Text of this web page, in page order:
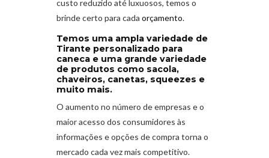
custo reduzido até luxuosos, temos o
brinde certo para cada orçamento.
Temos uma ampla variedade de
Tirante personalizado para
caneca e uma grande variedade
de produtos como sacola,
chaveiros, canetas, squeezes e
muito mais.
O aumento no número de empresas e o
maior acesso dos consumidores às
informações e opções de compra torna o
mercado cada vez mais competitivo.